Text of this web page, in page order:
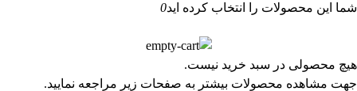
شما این محصولات را انتخاب کرده اید0
هیچ محصولی در سبد خرید نیست.
جهت مشاهده محصولات بیشتر به صفحات زیر مراجعه نمایید.